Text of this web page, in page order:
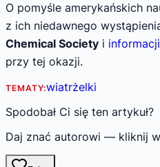
O pomyśle amerykańskich
z ich niedawnego
Chemical Society i
przy tej okazji.
TEMATY:wiatrżelki
Spodobał Ci się ten artykuł?
Daj znać autorowi — kliknij